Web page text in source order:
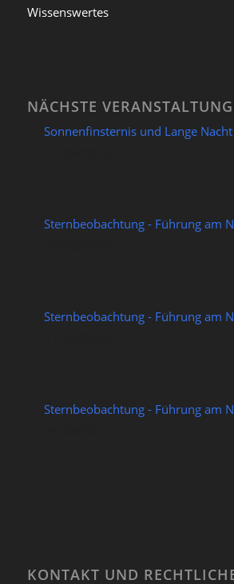
Wissenswertes
NÄCHSTE
Sonnenfinsternis und Lange
Sternbeobachtung - Führung am
Sternbeobachtung - Führung am
Sternbeobachtung - Führung am
KONTAKT UND